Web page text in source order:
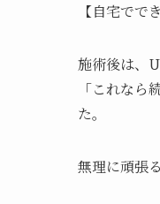
【自宅でで
施術後は、
「これな
た。
無理に頑張